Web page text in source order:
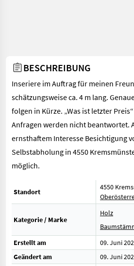
BESCHREIBUNG
Inseriere im Auftrag für meinen
schätzungsweise ca. 4 m lang.
folgen in Kürze. „Was ist letzter
Anfragen werden nicht beantwortet.
ernsthaftem Interesse Besichtigung
Selbstabholung in 4550
möglich.
Standort
4550
Kategorie / Marke
Holz
Erstellt am
09. Juni
Geändert am
09. Juni